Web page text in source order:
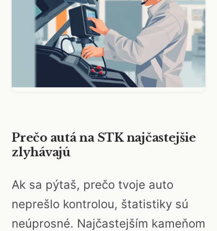
Prečo autá na STK najčastejšie
zlyhávajú
Ak sa pýtaš, prečo tvoje auto
neprešlo kontrolou, štatistiky sú
neúprosné. Najčastejším kameňom